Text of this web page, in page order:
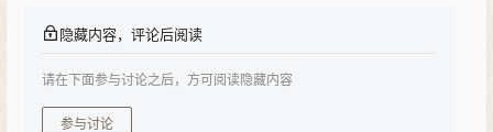
隐藏内容，评论后阅读
请在下面参与讨论之后，方可阅读隐藏内容
参与讨论